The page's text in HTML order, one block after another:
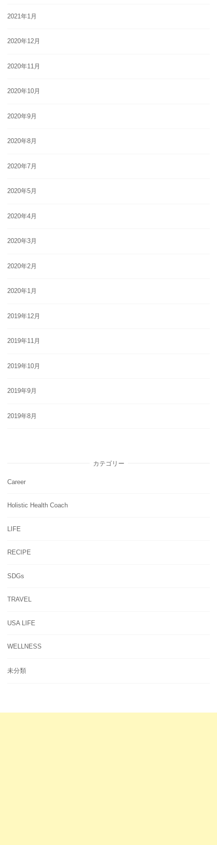
2021年1月
2020年12月
2020年11月
2020年10月
2020年9月
2020年8月
2020年7月
2020年5月
2020年4月
2020年3月
2020年2月
2020年1月
2019年12月
2019年11月
2019年10月
2019年9月
2019年8月
カテゴリー
Career
Holistic Health Coach
LIFE
RECIPE
SDGs
TRAVEL
USA LIFE
WELLNESS
未分類